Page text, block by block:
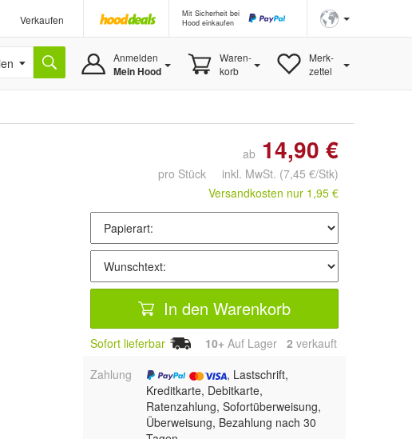
Verkaufen
Mit Sicherheit bei
Hood einkaufen
Anmelden
Mein Hood
Waren-
korb
Merk-
zettel
ab 14,90 €
pro Stück inkl. MwSt. (7,45 €/Stk)
Versandkosten nur 1,95 €
In den Warenkorb
Sofort lieferbar 10+ Auf Lager 2 verkauft
Zahlung
, Lastschrift,
Kreditkarte, Debitkarte,
Ratenzahlung, Sofortüberweisung,
Überweisung, Bezahlung nach 30